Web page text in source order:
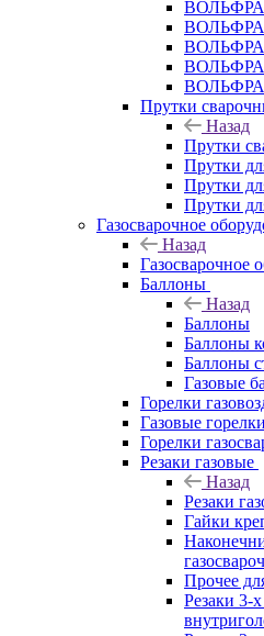
Прутки
Назад
Прутки
Прутки
Прутки
Прутки
Газосварочное
Назад
Газосварочное
Баллоны
Назад
Баллоны
Баллоны
Баллоны
Газовые
Горелки
Газовые горелки
Горелки
Резаки газовые
Назад
Резаки
Гайки
Прочее
Резаки 3-